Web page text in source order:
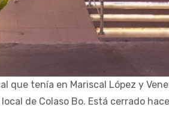
que tenía en Mariscal López y
de Colaso Bo. Está cerrado